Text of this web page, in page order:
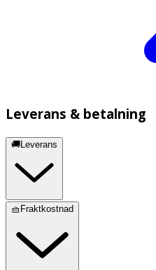
Leverans & betalning
🚚Leverans
🧺Fraktkostnad